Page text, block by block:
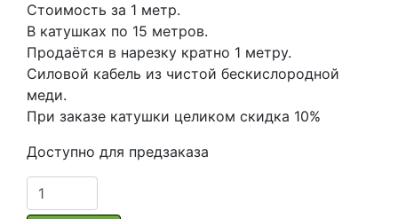
Стоимость за 1 метр.
В катушках по 15 метров.
Продаётся в нарезку кратно 1 метру.
Силовой кабель из чистой бескислородной
меди.
При заказе катушки целиком скидка 10%
Доступно для предзаказа
Количество
товара